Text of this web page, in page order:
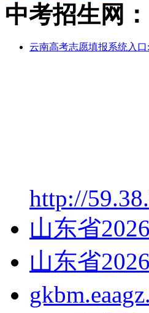
中考招生网：
云南高考志愿填报系统入口
http://
山东省
山东省